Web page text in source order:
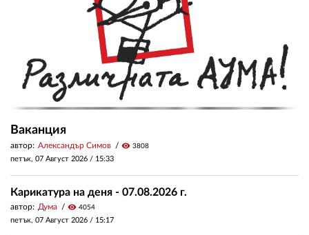
Ваканция
автор: Александър Симов visibility 3808
петък, 07 Август 2026 / 15:33
Карикатура на деня - 07.08.2026 г.
автор: Дума visibility 4054
петък, 07 Август 2026 / 15:17